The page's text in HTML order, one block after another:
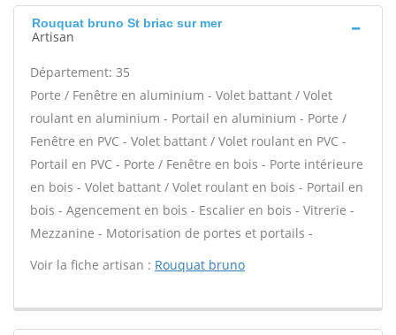
Rouquat bruno St briac sur mer
Artisan
Département: 35
Porte / Fenêtre en aluminium - Volet battant / Volet
roulant en aluminium - Portail en aluminium - Porte /
Fenêtre en PVC - Volet battant / Volet roulant en PVC -
Portail en PVC - Porte / Fenêtre en bois - Porte intérieure
en bois - Volet battant / Volet roulant en bois - Portail en
bois - Agencement en bois - Escalier en bois - Vitrerie -
Mezzanine - Motorisation de portes et portails -
Voir la fiche artisan : Rouquat bruno